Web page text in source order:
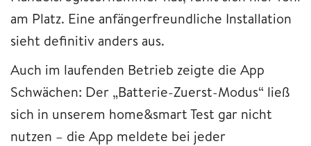
am Platz. Eine anfängerfreundliche Installation
sieht definitiv anders aus.
Auch im laufenden Betrieb zeigte die App
Schwächen: Der „Batterie-Zuerst-Modus“ ließ
sich in unserem home&smart Test gar nicht
nutzen – die App meldete bei jeder